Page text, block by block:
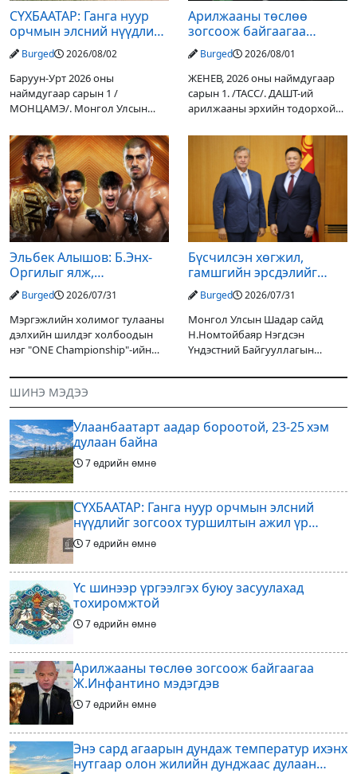
СҮХБААТАР: Ганга нуур
орчмын элсний нүүдлийг
зогсоох туршилтын ажил
үр дүнгээ өгч эхэлжээ
Burged 2026/08/02
Баруун-Урт 2026 оны
наймдугаар сарын 1 /
МОНЦАМЭ/. Монгол Улсын
Дарьгангын Ганга нуурыг
сэргээн, хамгаалах төслийг
улсын төсвийн хөрөнгө
оруулалтаар хийж буй.
Төслийн
Арилжааны төслөө
зогсоож байгаагаа
Ж.Инфантино мэдэгдэв
Burged 2026/08/01
ЖЕНЕВ, 2026 оны наймдугаар
сарын 1. /ТАСС/. ДАШТ-ий
арилжааны эрхийн тодорхой
оруулагчдад худалдах
төслөөсөө татгалзахаар
шийдвэрлэснээ ФИФА-гийн
ерөнхийлөгч Жанни
Эльбек Алышов: Б.Энх-
Оргилыг ялж,
гэрийнхэндээ байшин
авч өгнө
Burged 2026/07/31
Мэргэжлийн холимог тулааны
дэлхийн шилдэг холбоодын
нэг "ONE Championship"-ийн
өнөөдөр/2026.07.31/ болно. Энэ
өдөрлөгийн оргил тулааны
эзэд нь бантам жингийн аварга
Бүсчилсэн хөгжил,
гамшгийн эрсдэлийг
бууруулах чиглэлээр
НҮБ-тай хамтын
ажиллагаагаа
өргөжүүлэхээр санал
солилцлоо
Burged 2026/07/31
Монгол Улсын Шадар сайд
Н.Номтойбаяр Нэгдсэн
Үндэстний Байгууллагын
Хиердэнийг хүлээн авч уулзан,
ажиллагааны өнөөгийн байдал
болон цаашдын
ШИНЭ МЭДЭЭ
Улаанбаатарт аадар бороотой, 23-25 хэм
дулаан байна
7 өдрийн өмнө
СҮХБААТАР: Ганга нуур орчмын элсний
нүүдлийг зогсоох туршилтын ажил үр
дүнгээ өгч эхэлжээ
7 өдрийн өмнө
Үс шинээр үргээлгэх буюу засуулахад
тохиромжтой
7 өдрийн өмнө
Арилжааны төслөө зогсоож байгаагаа
Ж.Инфантино мэдэгдэв
7 өдрийн өмнө
Энэ сард агаарын дундаж температур ихэнх
нутгаар олон жилийн дунджаас дулаан